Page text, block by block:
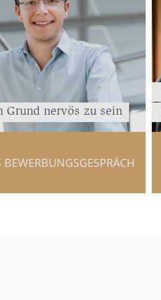
Grund nervös zu sein
BEWERBUNGSGESPRÄCH